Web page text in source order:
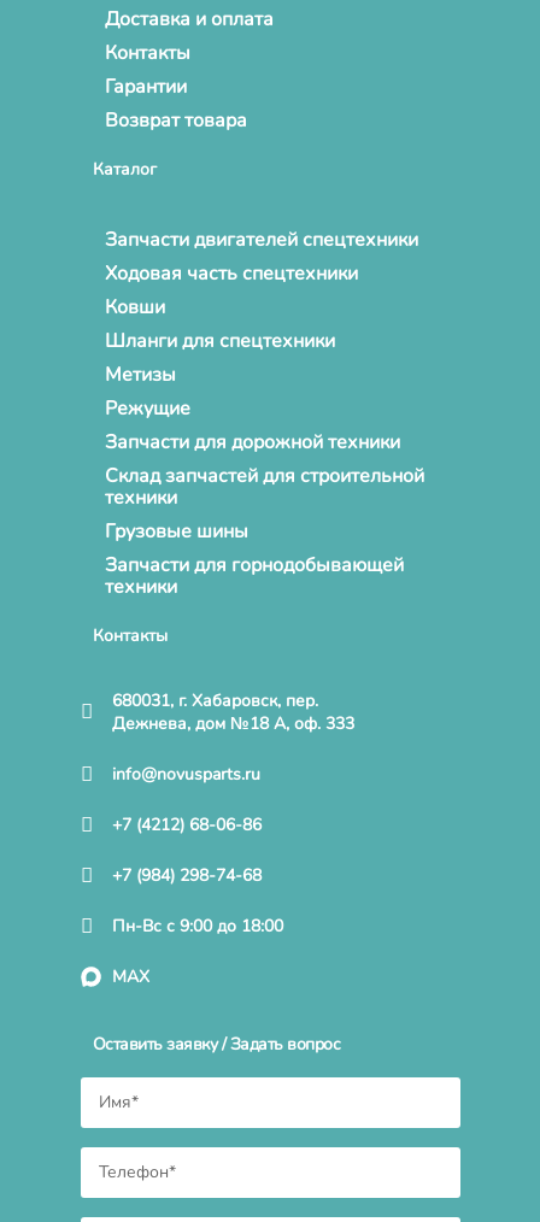
Доставка и оплата
Контакты
Гарантии
Возврат товара
Каталог
Запчасти двигателей спецтехники
Ходовая часть спецтехники
Ковши
Шланги для спецтехники
Метизы
Режущие
Запчасти для дорожной техники
Склад запчастей для строительной
техники
Грузовые шины
Запчасти для горнодобывающей
техники
Контакты
680031, г. Хабаровск, пер.
Дежнева, дом №18 А, оф. 333
info@novusparts.ru
+7 (4212) 68-06-86
+7 (984) 298-74-68
Пн-Вс с 9:00 до 18:00
MAX
Оставить заявку / Задать вопрос